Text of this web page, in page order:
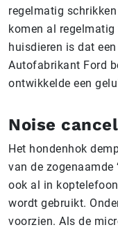
regelmatig
komen al
huisdieren is dat
Autofabrikant Ford
ontwikkelde een
Noise
Het hondenhok
van de zogenaamde
ook al in
wordt gebruikt.
voorzien. Als de